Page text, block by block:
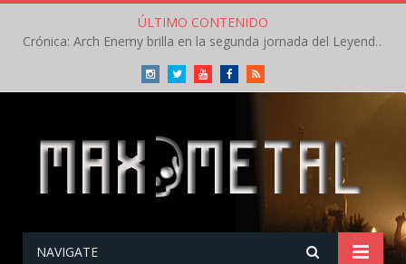
ÚLTIMO CONTENIDO
Crónica: Arch Enemy brilla en la segunda jornada del Leyendas del Rock – Jueves – Agosto 2026
InstagramTwitterYoutubeFacebookRSS
NAVIGATE